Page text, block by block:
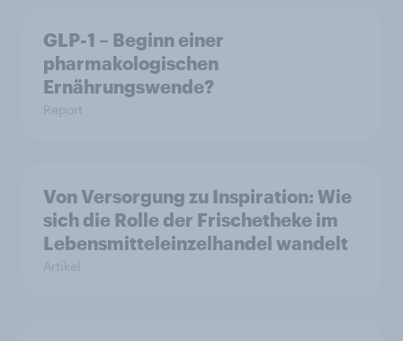
GLP-1 – Beginn einer
pharmakologischen
Ernährungswende?
Report
Von Versorgung zu Inspiration: Wie
sich die Rolle der Frischetheke im
Lebensmitteleinzelhandel wandelt
Artikel